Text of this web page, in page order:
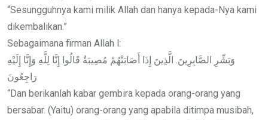
“Sesungguhnya kami milik Allah dan hanya kepada-Nya kami
dikembalikan.”
Sebagaimana firman Allah l:
وَبَشِّرِ الصَّابِرِينَ. الَّذِينَ إِذَا أَصَابَتْهُمْ مُصِيبَةٌ قَالُوا إِنَّا لِلَّهِ وَإِنَّا إِلَيْهِ
رَاجِعُونَ
“Dan berikanlah kabar gembira kepada orang-orang yang
bersabar. (Yaitu) orang-orang yang apabila ditimpa musibah,